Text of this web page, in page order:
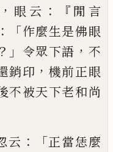
， 眼云 ：『 閒言
： 「作麼生是佛眼
？」 令眾下語 ， 不
銷印 ， 機前正眼
不被天下老和尚
云 ：「正當恁麼